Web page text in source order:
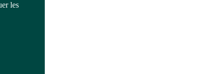
les